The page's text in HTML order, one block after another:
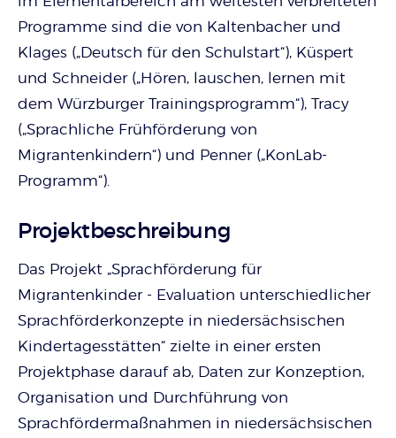
Programme sind die von Kaltenbacher und
Klages („Deutsch für den Schulstart“), Küspert
und Schneider („Hören, lauschen, lernen mit
dem Würzburger Trainingsprogramm“), Tracy
(„Sprachliche Frühförderung von
Migrantenkindern“) und Penner („KonLab-
Programm“).
Projektbeschreibung
Das Projekt „Sprachförderung für
Migrantenkinder - Evaluation unterschiedlicher
Sprachförderkonzepte in niedersächsischen
Kindertagesstätten“ zielte in einer ersten
Projektphase darauf ab, Daten zur Konzeption,
Organisation und Durchführung von
Sprachfördermaßnahmen in niedersächsischen